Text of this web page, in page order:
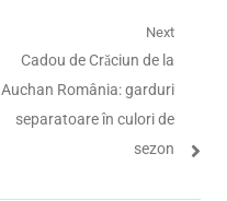
Next
Next
post:
Cadou de Crăciun de la
Auchan România: garduri
separatoare în culori de
sezon